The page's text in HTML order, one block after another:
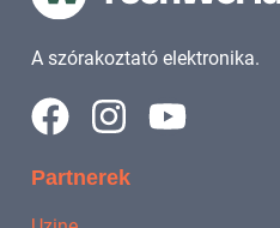
A szórakoztató elektronika.
Partnerek